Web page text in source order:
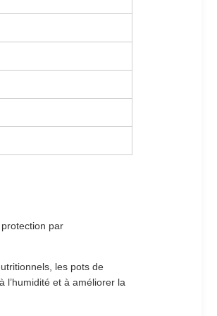
par
les pots de
l’humidité et à améliorer la